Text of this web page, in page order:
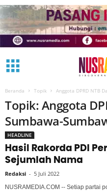
Beranda Topik Anggota DPRD NTB
Topik: Anggota
Sumbawa-
HEADLINE
Hasil Rakorda PDI
Sejumlah Nama
Redaksi - 5 Juli 2022
NUSRAMEDIA.COM -- Setiap partai